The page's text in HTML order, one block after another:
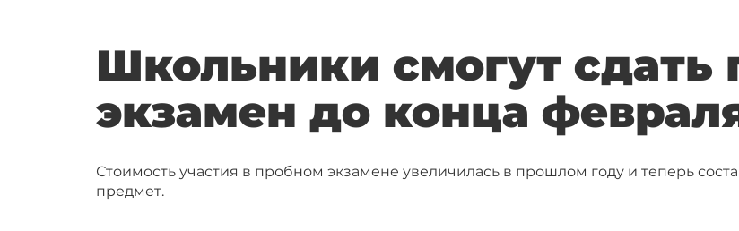
Школьники смогут сдать
экзамен до конца
Стоимость участия в пробном экзамене увеличилась в прошлом году и теперь
предмет.